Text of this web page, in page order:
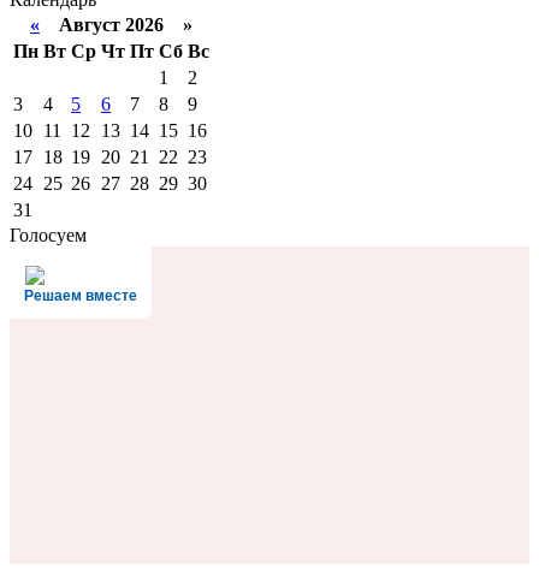
« Август 2026 »
Пн Вт Ср Чт Пт Сб Вс
1
2
3
4 5 6 7 8
9
10 11 12 13 14 15 16
17 18 19 20 21 22 23
24 25 26 27 28 29 30
31
Голосуем
Решаем вместе